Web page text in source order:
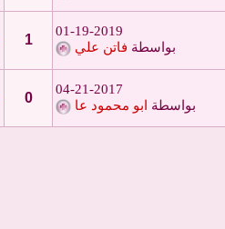
01-19-2019
بواسطة فاتن علي 1
04-21-2017
بواسطة
ابو محمود عا 0